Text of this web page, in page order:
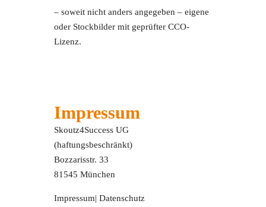
– soweit nicht anders angegeben – eigene
oder Stockbilder mit geprüfter CCO-
Lizenz.
Impressum
Skoutz4Success UG
(haftungsbeschränkt)
Bozzarisstr. 33
81545 München
Impressum|Datenschutz